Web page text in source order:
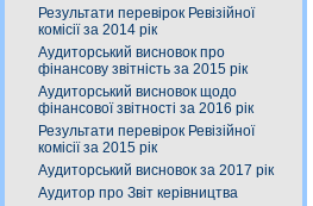
Результати перевірок Ревізійної
комісії за 2014 рік
Аудиторський висновок про
фінансову звітність за 2015 рік
Аудиторський висновок щодо
фінансової звітності за 2016 рік
Результати перевірок Ревізійної
комісії за 2015 рік
Аудиторський висновок за 2017 рік
Аудитор про Звіт керівництва